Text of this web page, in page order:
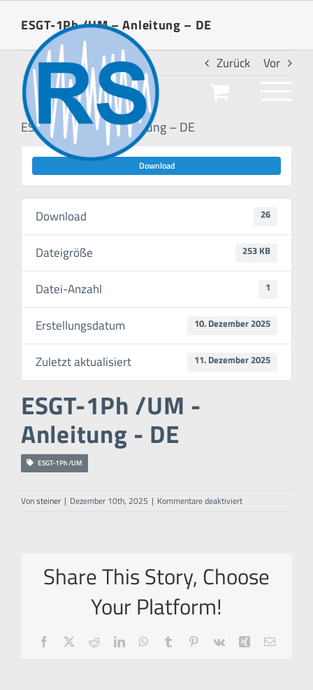
Inhalt
springen
ESGT-1Ph /UM – Anleitung – DE
Zurück Vor
ESGT-1Ph /UM – Anleitung – DE
Download
Download 26
Dateigröße 253 KB
Datei-Anzahl 1
Erstellungsdatum 10. Dezember 2025
Zuletzt aktualisiert 11. Dezember 2025
ESGT-1Ph /UM -
Anleitung - DE
ESGT-1Ph /UM
Vonsteiner | Dezember 10th, 2025 | Kommentare deaktiviertfür
–
Share This Story, Choose
Your Platform!
Facebook RedditLinkedInWhatsApp
Tumblr Pinterest
Vk Xing E-